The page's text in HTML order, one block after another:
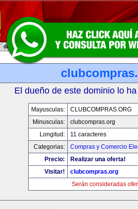
El dueño de este dominio lo
Mayusculas:
CLUBCOMPRAS.ORG
Minusculas:
clubcompras.org
Longitud:
11 caracteres
Categorias:
Compras y Comercio
Precio:
Realizar una oferta!
Visitar!
clubcompras.org
Serán consideradas